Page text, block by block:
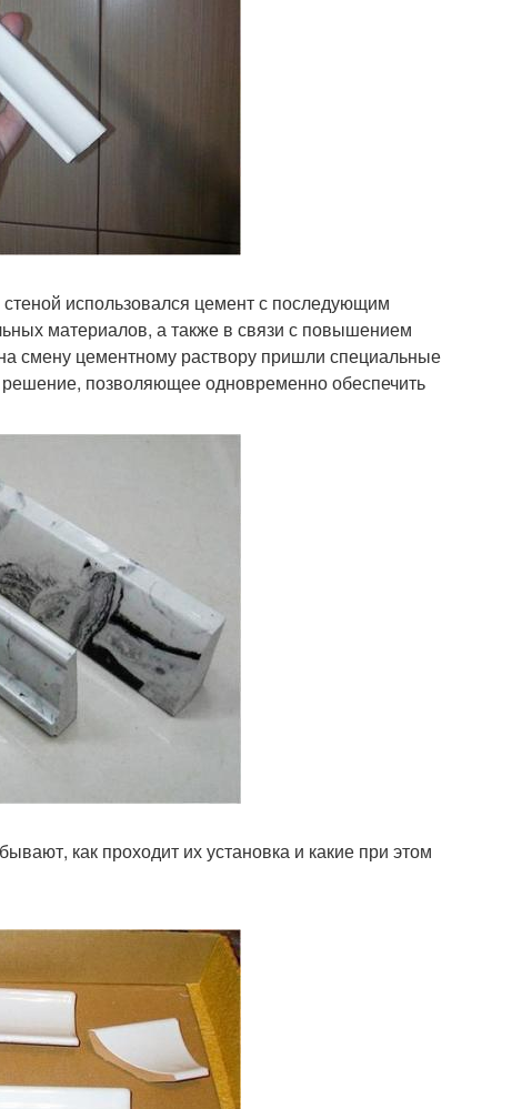
использовался цемент с последующим
материалов, а также в связи с повышением
смену цементному раствору пришли специальные
позволяющее одновременно обеспечить
как проходит их установка и какие при этом